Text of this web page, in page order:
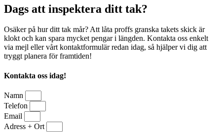
Dags att inspektera ditt tak?
Osäker på hur ditt tak mår? Att låta proffs granska takets skick är
klokt och kan spara mycket pengar i längden. Kontakta oss enkelt
via mejl eller vårt kontaktformulär redan idag, så hjälper vi dig att
tryggt planera för framtiden!
Kontakta oss idag!
Namn
Telefon
Email
Adress + Ort